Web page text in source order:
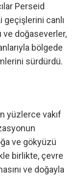
Perseid
canlı
ve doğaseverler,
bölgede
sürdürdü.
yüzlerce vakıf
ve gökyüzü
birlikte, çevre
ve doğayla